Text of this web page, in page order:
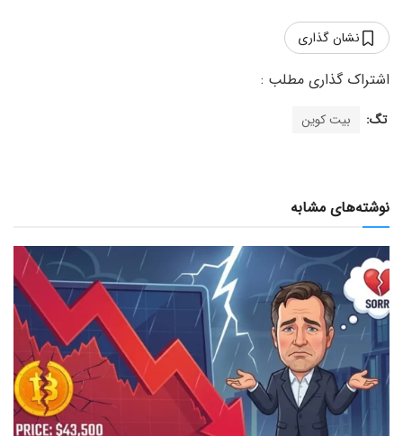
نشان گذاری
تگ: بیت کوین
نوشته‌های مشابه